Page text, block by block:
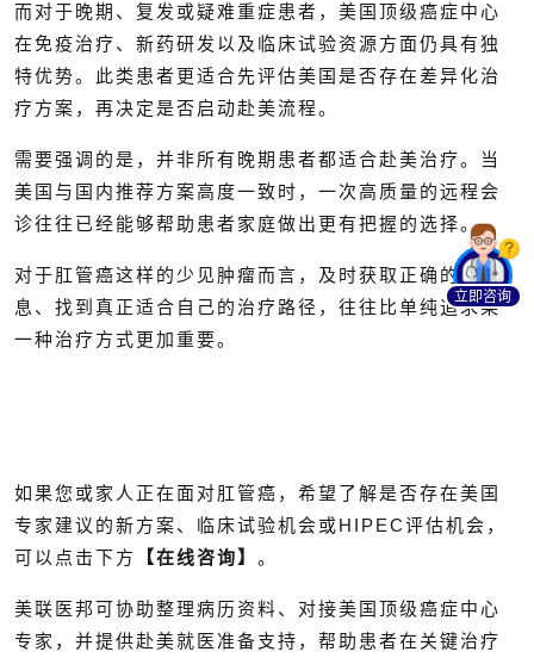
而对于晚期、复发或疑难重症患者，美国顶级癌症中心
在免疫治疗、新药研发以及临床试验资源方面仍具有独
特优势。此类患者更适合先评估美国是否存在差异化治
疗方案，再决定是否启动赴美流程。
需要强调的是，并非所有晚期患者都适合赴美治疗。当
美国与国内推荐方案高度一致时，一次高质量的远程会
诊往往已经能够帮助患者家庭做出更有把握的选择。
对于肛管癌这样的少见肿瘤而言，及时获取正确的信
息、找到真正适合自己的治疗路径，往往比单纯追求某
一种治疗方式更加重要。
如果您或家人正在面对肛管癌，希望了解是否存在美国
专家建议的新方案、临床试验机会或HIPEC评估机会，
可以点击下方
【在线咨询】 。
美联医邦可协助整理病历资料、对接美国顶级癌症中心
专家，并提供赴美就医准备支持，帮助患者在关键治疗
立即咨询